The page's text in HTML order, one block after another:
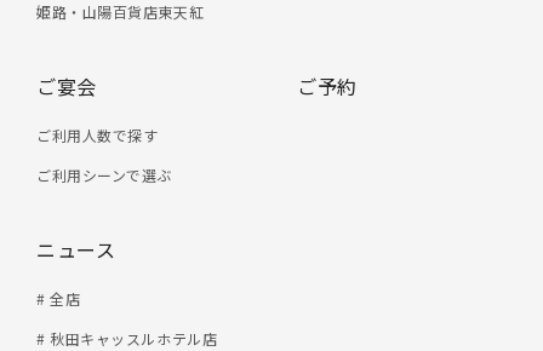
姫路・山陽百貨店東天紅
ご宴会
ご利用人数で探す
ご利用シーンで選ぶ
ニュース
# 全店
# 秋田キャッスルホテル店
ご予約